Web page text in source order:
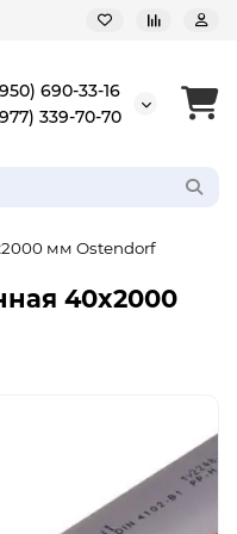
690-33-16
339-70-70
мм Ostendorf
40x2000